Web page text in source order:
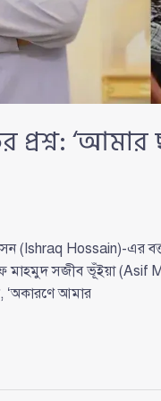
প্রশ্ন:
(Ishraq Hossain)-এর
মাহমুদ সজীব ভূঁইয়া
‘অকারণে আমার